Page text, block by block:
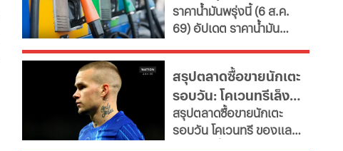
ศักยภาพ-เรียนรู้ตลอดชีวิต
เผยช่องทางยื่นคำขอทั้ง
กทม.-ต่างจังหวัด พบ
ฝ่าฝืนเกณฑ์เสี่ยงถูกสั่ง
เพิกถอน
น้ำมันล่าสุด จากปั๊ม
ใหญ่
ราคาน้ำมันพรุ่งนี้ (6 ส.ค.
69) อัปเดต ราคาน้ำมัน
ขนาดใหญ่ มีทั้งราคาน้ำมัน
ดีเซล เบนซิน และ แก๊สโซ
ฮอล์
สรุปตลาดซื้อขายนักเตะ
รอบวัน: โคเวนทรีเล็ง
"มูดริก" สาลิกาปัดปืน
ซื้อ "กิมาไรส์"
สรุปตลาดซื้อขายนักเตะ
รอบวัน โคเวนทรี ของแลม